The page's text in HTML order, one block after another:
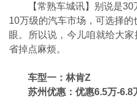
【常熟车城讯】别说是30
10万级的汽车市场，可选择
眼。所以说，今儿咱就给大
省掉点麻烦。
车型一：林肯Z
苏州优惠：优惠6.5万-6.8